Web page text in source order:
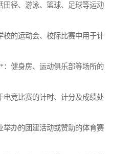
径、游泳、篮球、足球等运动
的运动会、校际比赛中用于计
健身房、运动俱乐部等场所的
竞比赛的计时、计分及成绩处
办的团建活动或赞助的体育赛